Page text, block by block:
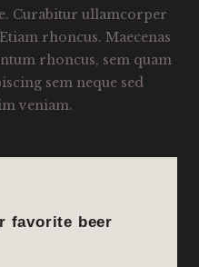
Curabitur ullamcorper
rhoncus. Maecenas
rhoncus, sem quam
sem neque sed
veniam.
favorite beer